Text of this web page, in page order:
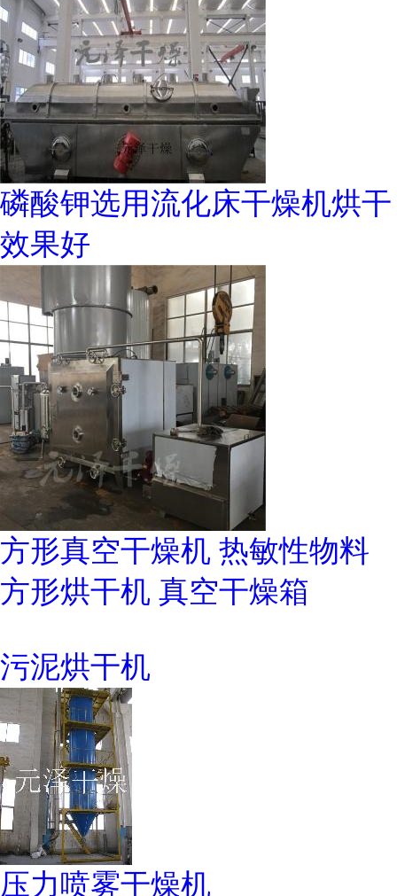
磷酸钾选用流化床干燥机烘干
效果好
方形真空干燥机 热敏性物料
方形烘干机 真空干燥箱
污泥烘干机
压力喷雾干燥机